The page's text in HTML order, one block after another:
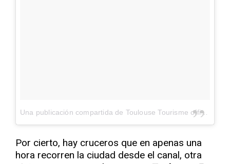
Una publicación compartida de Toulouse Tourisme officiel (@visiteztoulouse)
Por cierto, hay cruceros que en apenas una
hora recorren la ciudad desde el canal, otra